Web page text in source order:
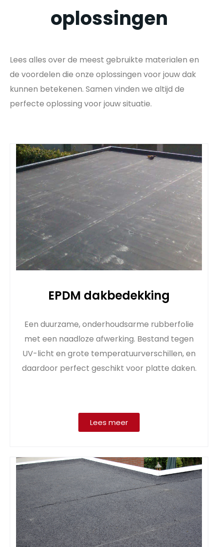
oplossingen
Lees alles over de meest gebruikte materialen en
de voordelen die onze oplossingen voor jouw dak
kunnen betekenen. Samen vinden we altijd de
perfecte oplossing voor jouw situatie.
EPDM dakbedekking
Een duurzame, onderhoudsarme rubberfolie
met een naadloze afwerking. Bestand tegen
UV-licht en grote temperatuurverschillen, en
daardoor perfect geschikt voor platte daken.
Lees meer